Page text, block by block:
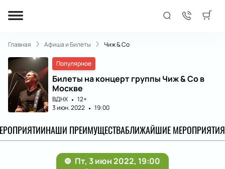
Главная Афиша и Билеты Чиж & Co
Популярное
Билеты на концерт группы Чиж & Co в
Москве
ВДНХ
12+
3 июн. 2022
19:00
НАШИ ПРЕИМУЩЕСТВАБЛИЖАЙШИЕ МЕРОПРИЯТИЯ